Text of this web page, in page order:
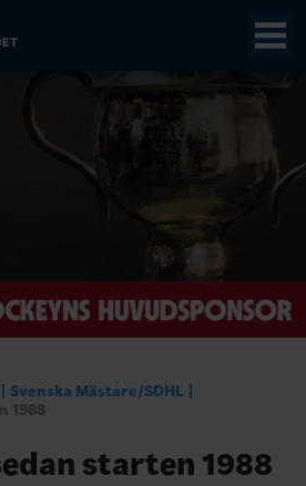
Svenska Mästare/SDHL
1988
starten 1988